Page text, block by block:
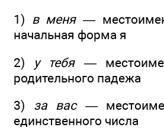
1) в меня—
начальная форма я
2)
у тебя—
родительного падежа
3) за вас—
единственного числа